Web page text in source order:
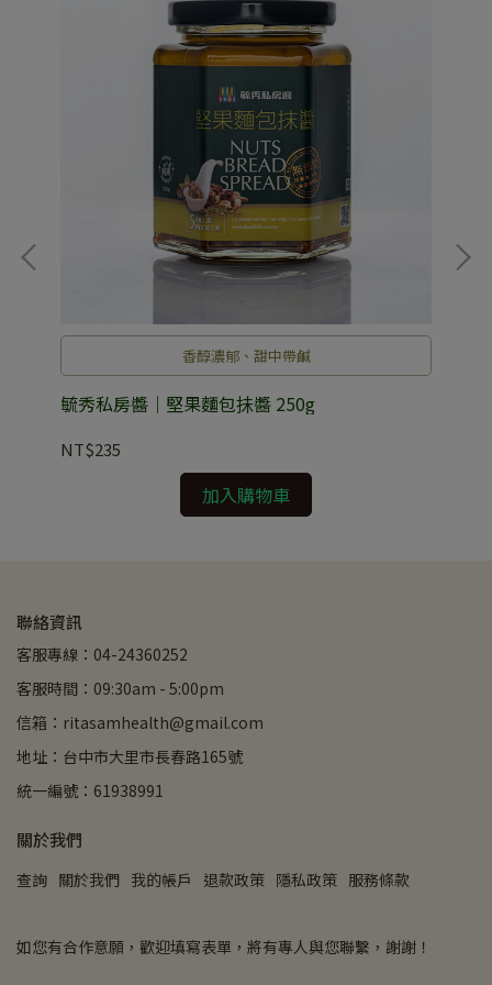
香醇濃郁、甜中帶鹹
毓秀私房醬｜堅果麵包抺醬 250g
NT$235
加入購物車
聯絡資訊
客服專線：04-24360252
客服時間：09:30am - 5:00pm
信箱：ritasamhealth@gmail.com
地址：台中市大里市長春路165號
統一編號：61938991
關於我們
查詢 關於我們 我的帳戶 退款政策 隱私政策 服務條款
如您有合作意願，歡迎填寫表單，將有專人與您聯繫，謝謝！